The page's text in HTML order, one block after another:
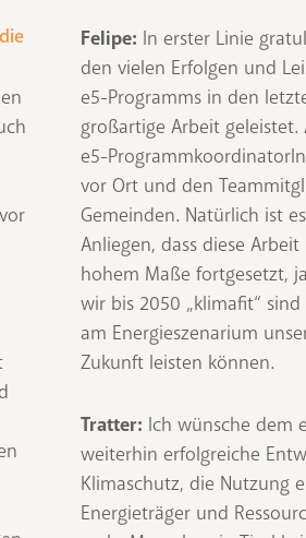
Felipe: In erster Linie
den vielen Erfolgen und
e5-Programms in den
großartige Arbeit
e5-
vor Ort und den
Gemeinden. Natürlich ist
Anliegen, dass diese
hohem Maße fortgesetzt,
wir bis 2050 „klimafit“
am Energieszenarium
Zukunft leisten können.
Tratter: Ich wünsche dem
weiterhin erfolgreiche
Klimaschutz, die Nutzung
Energieträger und